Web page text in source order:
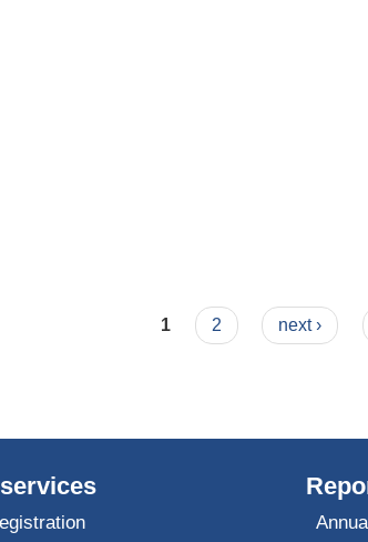
1 2 next ›